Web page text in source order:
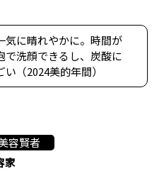
気に晴れやかに。時間が
で洗顔できるし、炭酸に
（2024美的年間）
容賢者
家